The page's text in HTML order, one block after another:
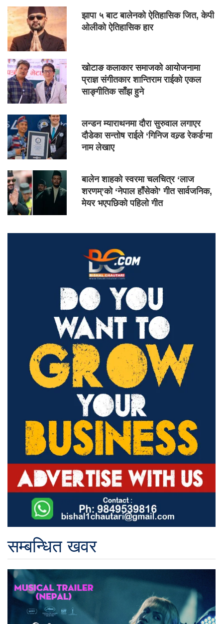
झापा ५ बाट बालेनको ऐतिहासिक जित, केपी
ओलीको ऐतिहासिक हार
खोटाङ कलाकार समाजको आयोजनामा
प्राज्ञ संगीतकार शान्तिराम राईको एकल
साङ्गीतिक साँझ हुने
लन्डन म्याराथनमा दौरा सुरुवाल लगाएर
दौडेका सन्तोष राईले ‘गिनिज वल्र्ड रेकर्ड’मा
नाम लेखाए
बालेन शाहको स्वरमा चलचित्र ‘लाज
शरणम्’को ‘नेपाल हाँसेको’ गीत सार्वजनिक,
मेयर भएपछिको पहिलो गीत
सम्बन्धित खवर